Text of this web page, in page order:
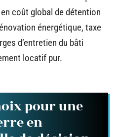
coût global de détention
énergétique, taxe
d’entretien du bâti
locatif pur.
pour une
en